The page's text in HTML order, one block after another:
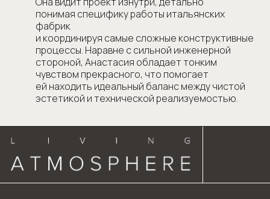
Навигация
Главная
Об основателе
Для партнеров
Команда
+7 (775) 888 71-08
+7 (701) 222 37-79
Социальные сети
WhatsApp
Instagram